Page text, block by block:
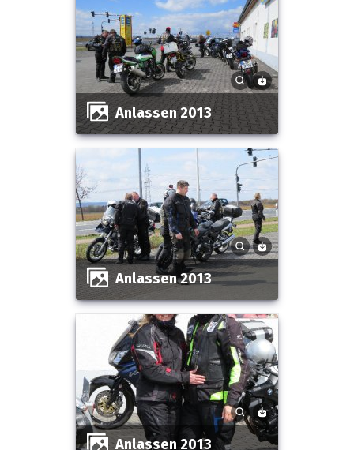
Anlassen 2013
Anlassen 2013
Anlassen 2013